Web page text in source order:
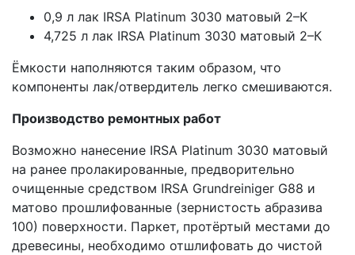
0,9 л лак IRSA Platinum 3030 матовый 2–К
4,725 л лак IRSA Platinum 3030 матовый 2–К
Ёмкости наполняются таким образом, что
компоненты лак/отвердитель легко смешиваются.
Производство ремонтных работ
Возможно нанесение IRSA Platinum 3030 матовый
на ранее пролакированные, предворительно
очищенные средством IRSA Grundreiniger G88 и
матово прошлифованные (зернистость абразива
100) поверхности. Паркет, протёртый местами до
древесины, необходимо отшлифовать до чистой